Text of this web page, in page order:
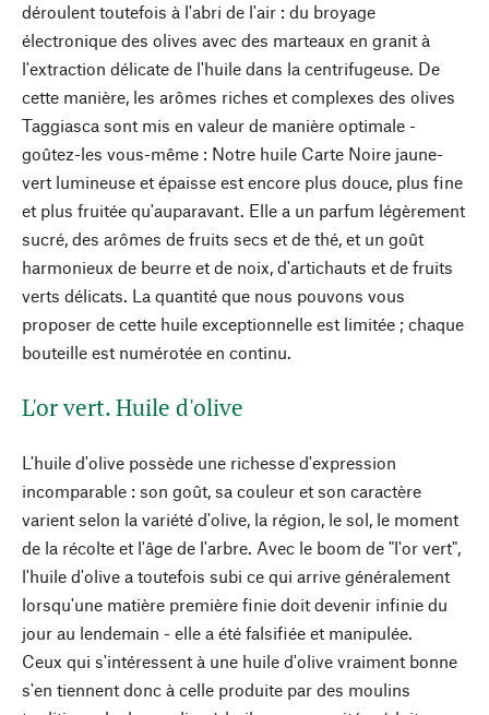
déroulent toutefois à l'abri de l'air : du broyage
électronique des olives avec des marteaux en granit à
l'extraction délicate de l'huile dans la centrifugeuse. De
cette manière, les arômes riches et complexes des olives
Taggiasca sont mis en valeur de manière optimale -
goûtez-les vous-même : Notre huile Carte Noire jaune-
vert lumineuse et épaisse est encore plus douce, plus fine
et plus fruitée qu'auparavant. Elle a un parfum légèrement
sucré, des arômes de fruits secs et de thé, et un goût
harmonieux de beurre et de noix, d'artichauts et de fruits
verts délicats. La quantité que nous pouvons vous
proposer de cette huile exceptionnelle est limitée ; chaque
bouteille est numérotée en continu.
L'or vert. Huile d'olive
L'huile d'olive possède une richesse d'expression
incomparable : son goût, sa couleur et son caractère
varient selon la variété d'olive, la région, le sol, le moment
de la récolte et l'âge de l'arbre. Avec le boom de "l'or vert",
l'huile d'olive a toutefois subi ce qui arrive généralement
lorsqu'une matière première finie doit devenir infinie du
jour au lendemain - elle a été falsifiée et manipulée.
Ceux qui s'intéressent à une huile d'olive vraiment bonne
s'en tiennent donc à celle produite par des moulins